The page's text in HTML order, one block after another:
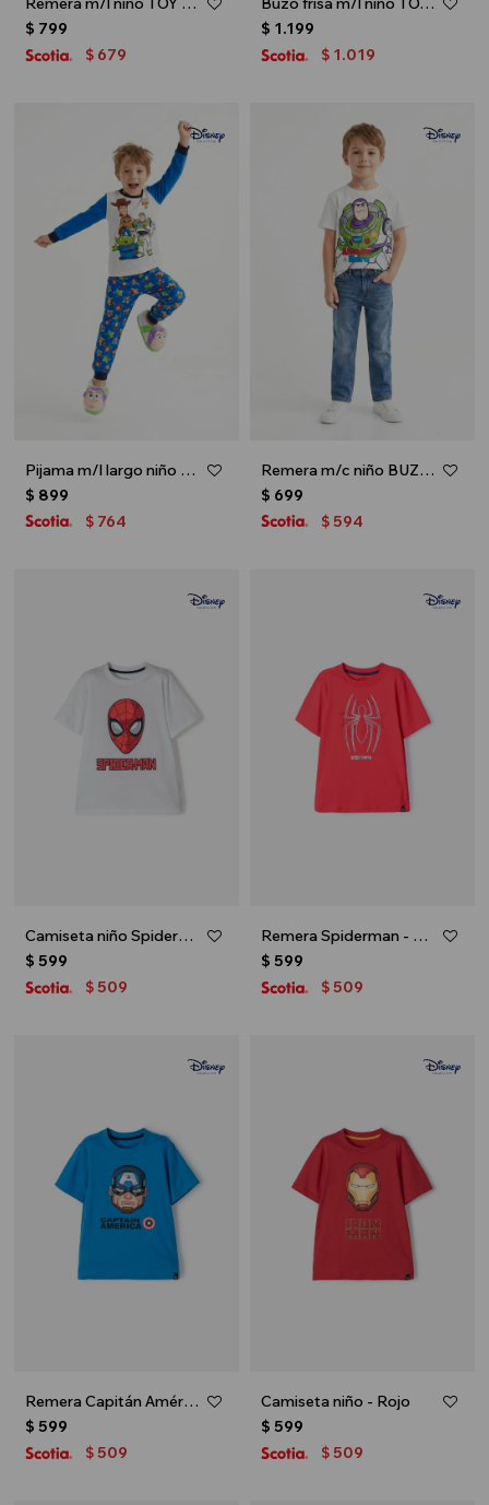
$ 799
$ 679
$ 1.199
$ 1.019
Pijama m/l largo niño TOY STORY - Azul
$ 899
$ 764
Remera m/c niño BUZZ LIGHTYEAR - Blanco
$ 699
$ 594
Camiseta niño Spiderman - Blanco
$ 599
$ 509
Remera Spiderman - Rojo
$ 599
$ 509
Remera Capitán América - Celeste
$ 599
$ 509
Camiseta niño - Rojo
$ 599
$ 509